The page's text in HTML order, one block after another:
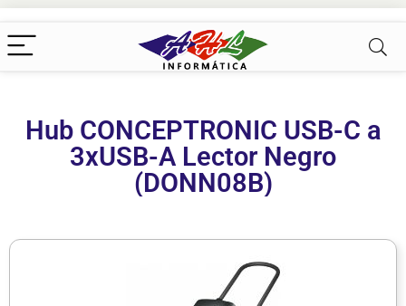
Hub CONCEPTRONIC USB-C a
3xUSB-A Lector Negro
(DONN08B)